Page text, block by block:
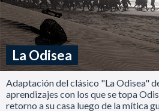
La Odisea
Adaptación del clásico "La Odisea"
aprendizajes con los que se topa
retorno a su casa luego de la mítica